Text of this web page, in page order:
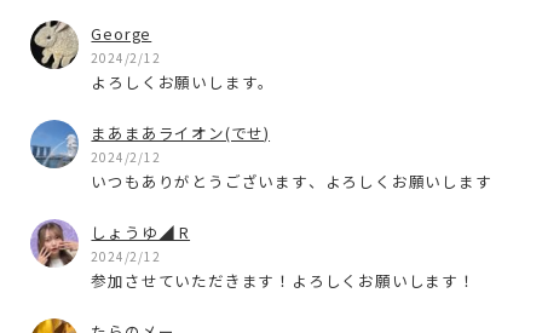
George
2024/2/12
よろしくお願いします。
まあまあライオン(でせ)
2024/2/12
いつもありがとうございます、よろしくお願いします
しょうゆ◢ R
2024/2/12
参加させていただきます！よろしくお願いします！